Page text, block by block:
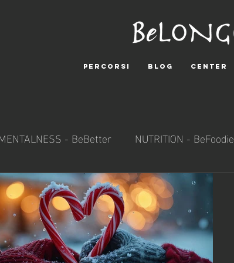
PERCORSI BLOG CENTER
- BeBetter NUTRITION - BeFoodie
- BeIntact SOCIALNESS - BeResponsible